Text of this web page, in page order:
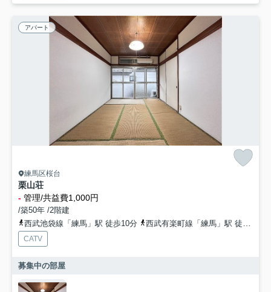
アパート
練馬区桜台
栗山荘
- 管理/共益費1,000円
/築50年 /2階建
西武池袋線「練馬」駅 徒歩10分
西武有楽町線「練馬」駅 徒歩10分
CATV
募集中の部屋